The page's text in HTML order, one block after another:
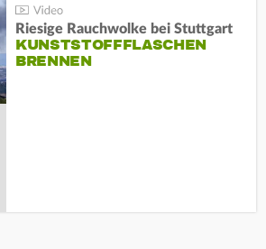
Riesige Rauchwolke bei Stuttgart
KUNSTSTOFFFLASCHEN
BRENNEN